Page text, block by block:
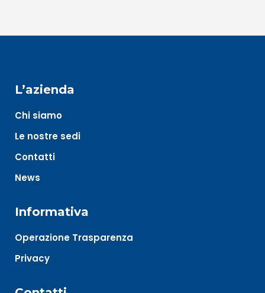
L’azienda
Chi siamo
Le nostre sedi
Contatti
News
Informativa
Operazione Trasparenza
Privacy